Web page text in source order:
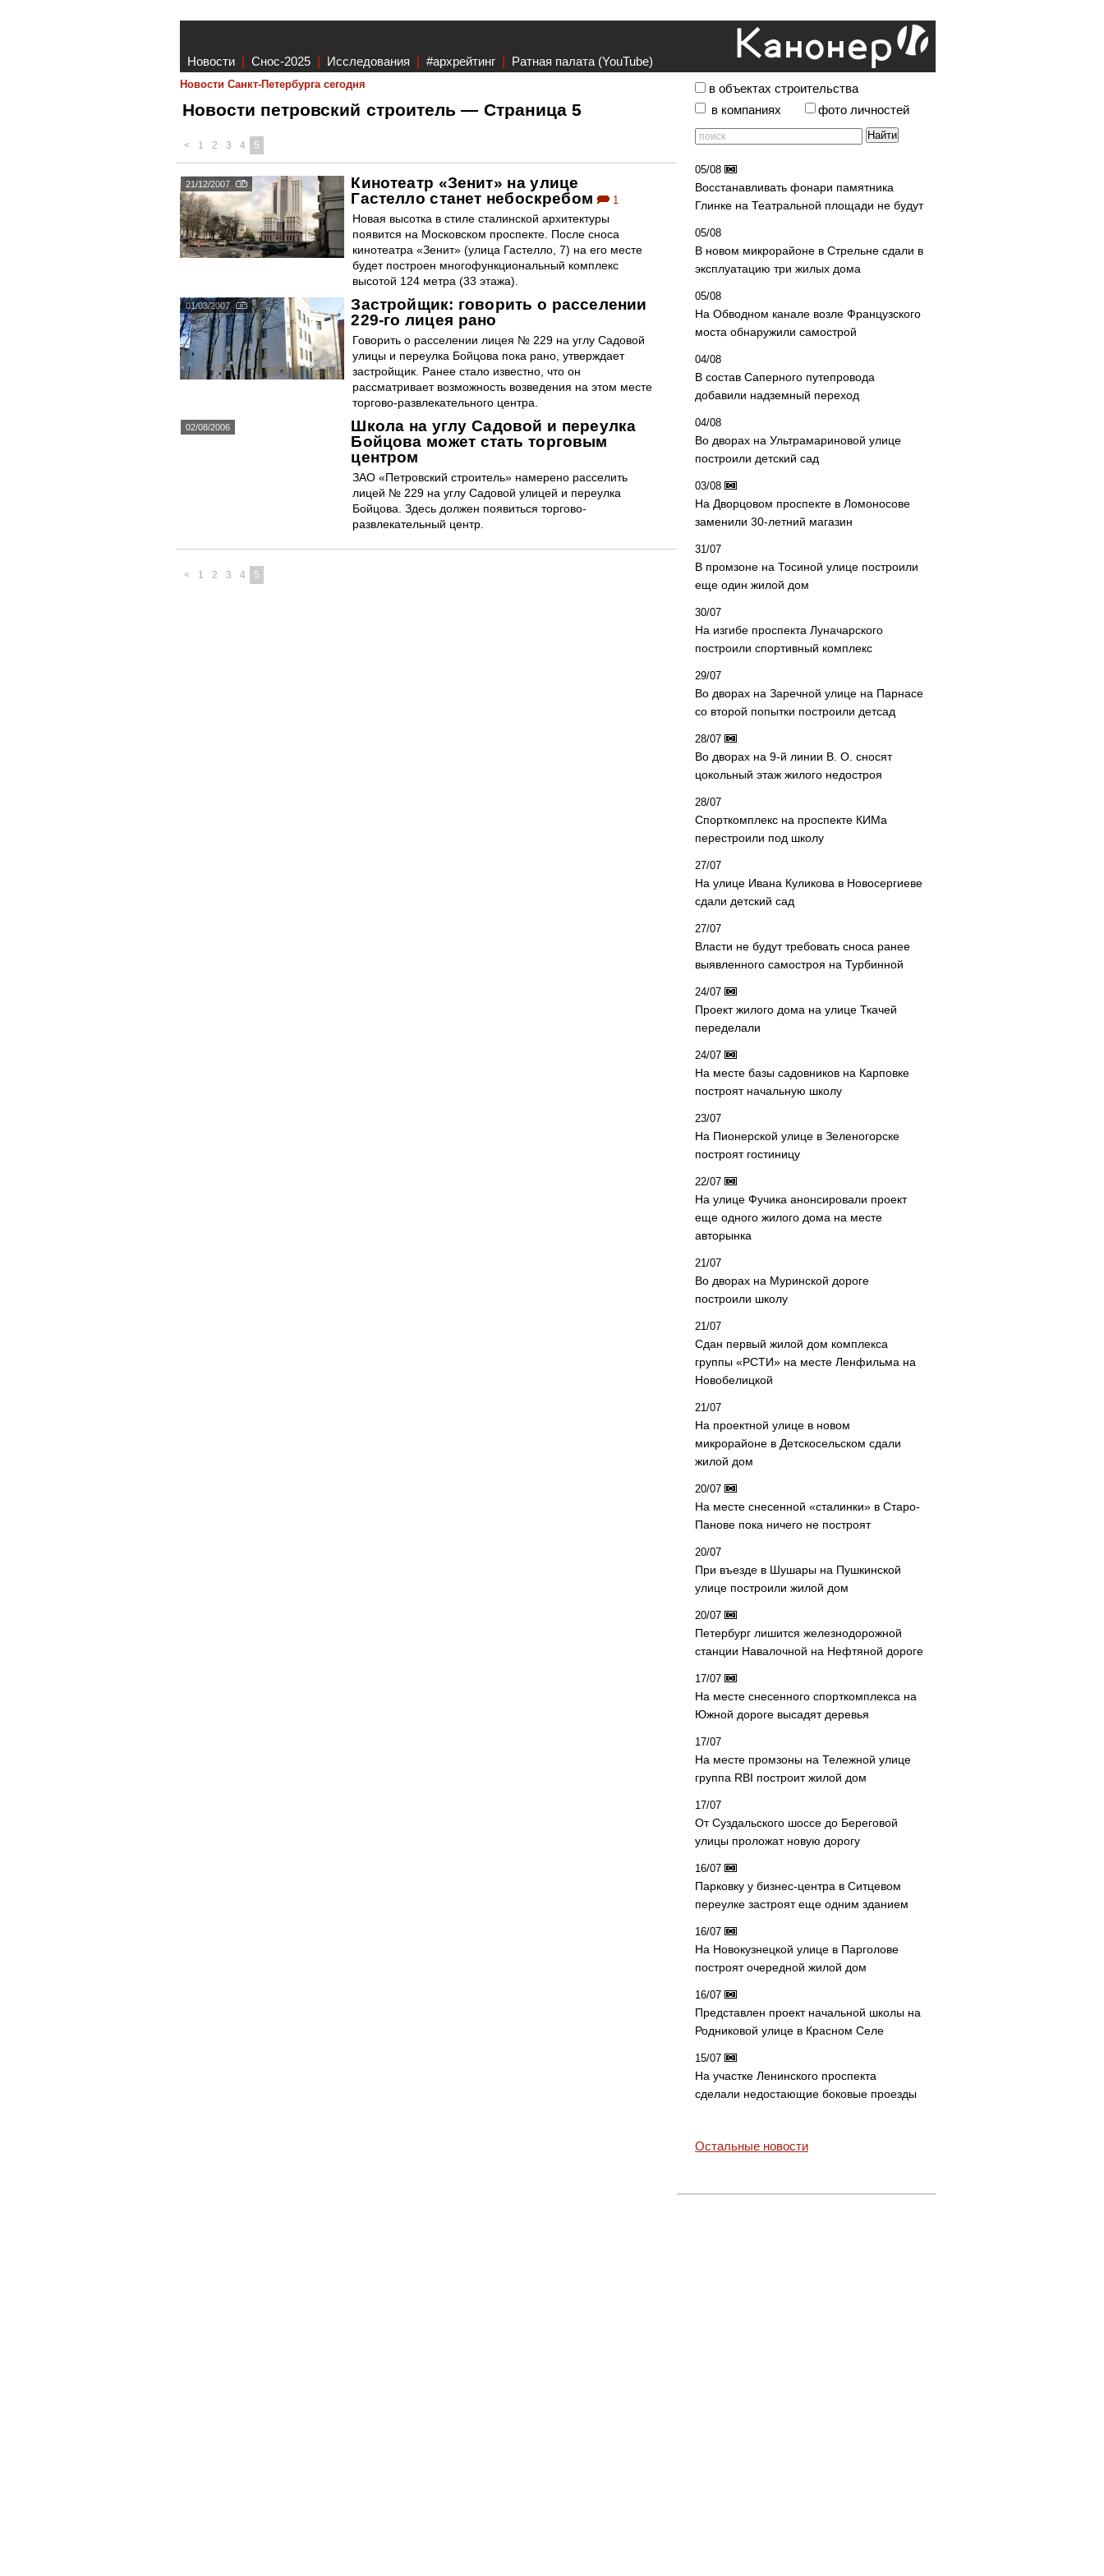
Новости | Снос-2025 | Исследования | #архрейтинг | Ратная палата (YouTube)
Новости Санкт-Петербурга сегодня
Новости петровский строитель — Страница 5
< 1 2 3 4 5
21/12/2007
Кинотеатр «Зенит» на улице
Гастелло станет небоскребом
1
Новая высотка в стиле сталинской архитектуры
появится на Московском проспекте. После сноса
кинотеатра «Зенит» (улица Гастелло, 7) на его месте
будет построен многофункциональный комплекс
высотой 124 метра (33 этажа).
01/03/2007
Застройщик: говорить о расселении
229-го лицея рано
Говорить о расселении лицея № 229 на углу Садовой
улицы и переулка Бойцова пока рано, утверждает
застройщик. Ранее стало известно, что он
рассматривает возможность возведения на этом месте
торгово-развлекательного центра.
02/08/2006
Школа на углу Садовой и переулка
Бойцова может стать торговым
центром
ЗАО «Петровский строитель» намерено расселить
лицей № 229 на углу Садовой улицей и переулка
Бойцова. Здесь должен появиться торгово-
развлекательный центр.
< 1 2 3 4 5
в объектах строительства
в компаниях
фото личностей
05/08
Восстанавливать фонари памятника
Глинке на Театральной площади не будут
05/08
В новом микрорайоне в Стрельне сдали в
эксплуатацию три жилых дома
05/08
На Обводном канале возле Французского
моста обнаружили самострой
04/08
В состав Саперного путепровода
добавили надземный переход
04/08
Во дворах на Ультрамариновой улице
построили детский сад
03/08
На Дворцовом проспекте в Ломоносове
заменили 30-летний магазин
31/07
В промзоне на Тосиной улице построили
еще один жилой дом
30/07
На изгибе проспекта Луначарского
построили спортивный комплекс
29/07
Во дворах на Заречной улице на Парнасе
со второй попытки построили детсад
28/07
Во дворах на 9-й линии В. О. сносят
цокольный этаж жилого недостроя
28/07
Спорткомплекс на проспекте КИМа
перестроили под школу
27/07
На улице Ивана Куликова в Новосергиеве
сдали детский сад
27/07
Власти не будут требовать сноса ранее
выявленного самостроя на Турбинной
24/07
Проект жилого дома на улице Ткачей
переделали
24/07
На месте базы садовников на Карповке
построят начальную школу
23/07
На Пионерской улице в Зеленогорске
построят гостиницу
22/07
На улице Фучика анонсировали проект
еще одного жилого дома на месте
авторынка
21/07
Во дворах на Муринской дороге
построили школу
21/07
Сдан первый жилой дом комплекса
группы «РСТИ» на месте Ленфильма на
Новобелицкой
21/07
На проектной улице в новом
микрорайоне в Детскосельском сдали
жилой дом
20/07
На месте снесенной «сталинки» в Старо-
Панове пока ничего не построят
20/07
При въезде в Шушары на Пушкинской
улице построили жилой дом
20/07
Петербург лишится железнодорожной
станции Навалочной на Нефтяной дороге
17/07
На месте снесенного спорткомплекса на
Южной дороге высадят деревья
17/07
На месте промзоны на Тележной улице
группа RBI построит жилой дом
17/07
От Суздальского шоссе до Береговой
улицы проложат новую дорогу
16/07
Парковку у бизнес-центра в Ситцевом
переулке застроят еще одним зданием
16/07
На Новокузнецкой улице в Парголове
построят очередной жилой дом
16/07
Представлен проект начальной школы на
Родниковой улице в Красном Селе
15/07
На участке Ленинского проспекта
сделали недостающие боковые проезды
Остальные новости